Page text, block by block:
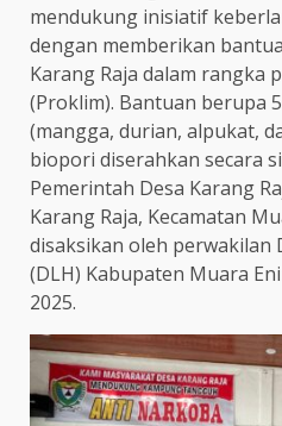
mendukung inisiatif
dengan memberikan
Karang Raja dalam rangka
(Proklim). Bantuan berupa
(mangga, durian, alpukat,
biopori diserahkan secara
Pemerintah Desa Karang
Karang Raja, Kecamatan
disaksikan oleh perwakilan
(DLH) Kabupaten Muara
2025.